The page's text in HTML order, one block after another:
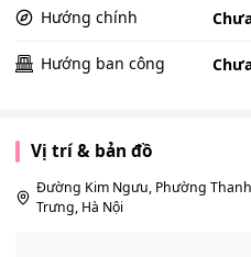
Hướng chính
Hướng ban công
Vị trí & bản đồ
Đường Kim Ngưu, Phường
Trưng, Hà Nội